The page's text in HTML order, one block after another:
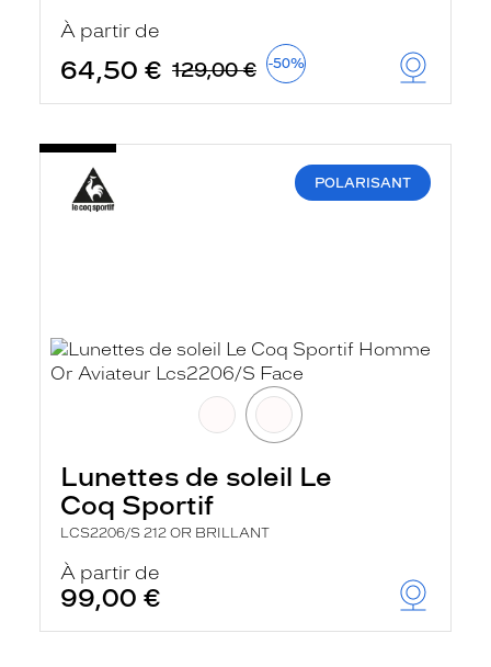
À partir de
64,50 € 129,00 € -50%
POLARISANT
Lunettes de soleil Le
Coq Sportif
LCS2206/S 212 OR BRILLANT
À partir de
99,00 €